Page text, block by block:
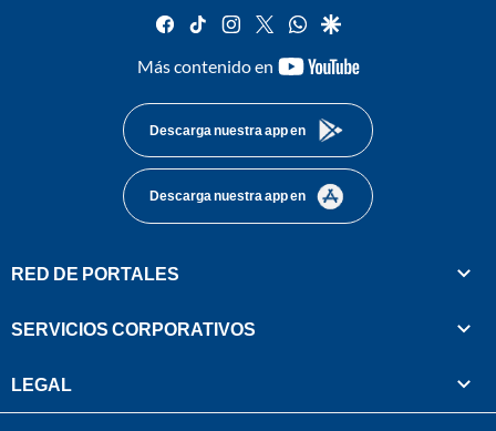
facebook
tiktok instagram
twitterwhatsapp
google
Más contenido en
youtube-
Descarga nuestra app en
Descarga nuestra app en
RED DE PORTALES
SERVICIOS CORPORATIVOS
LEGAL